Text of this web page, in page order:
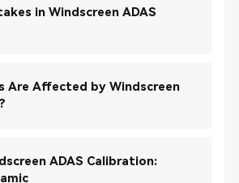
in Windscreen ADAS
Are Affected by Windscreen
ADAS Calibration: